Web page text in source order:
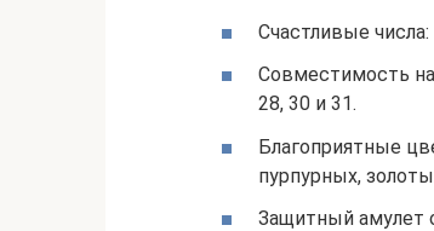
Счастливые числа:
Совместимость
28, 30 и 31.
Благоприятные
пурпурных,
Защитный амулет